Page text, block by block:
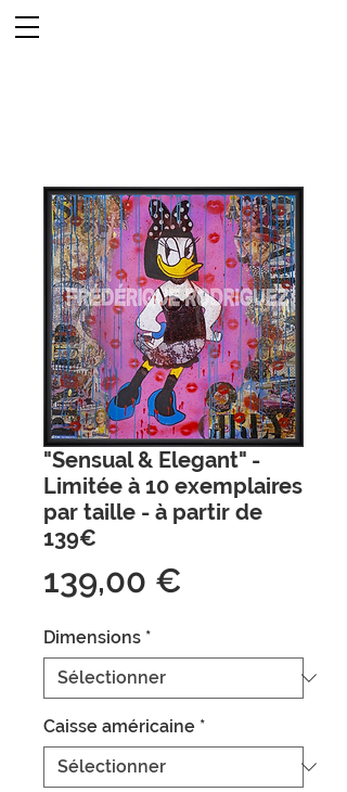
"Sensual & Elegant" -
Limitée à 10 exemplaires
par taille - à partir de
139€
139,00 €
Dimensions *
Caisse américaine *